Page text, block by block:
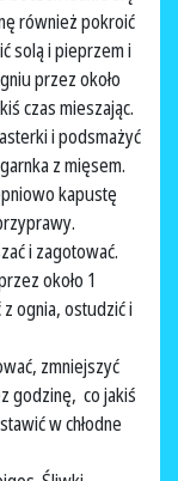
również pokroić
solą i pieprzem i
przez około
czas mieszając.
i podsmażyć
z mięsem.
kapustę
i zagotować.
około 1
ognia, ostudzić i
zmniejszyć
godzinę, co jakiś
w chłodne